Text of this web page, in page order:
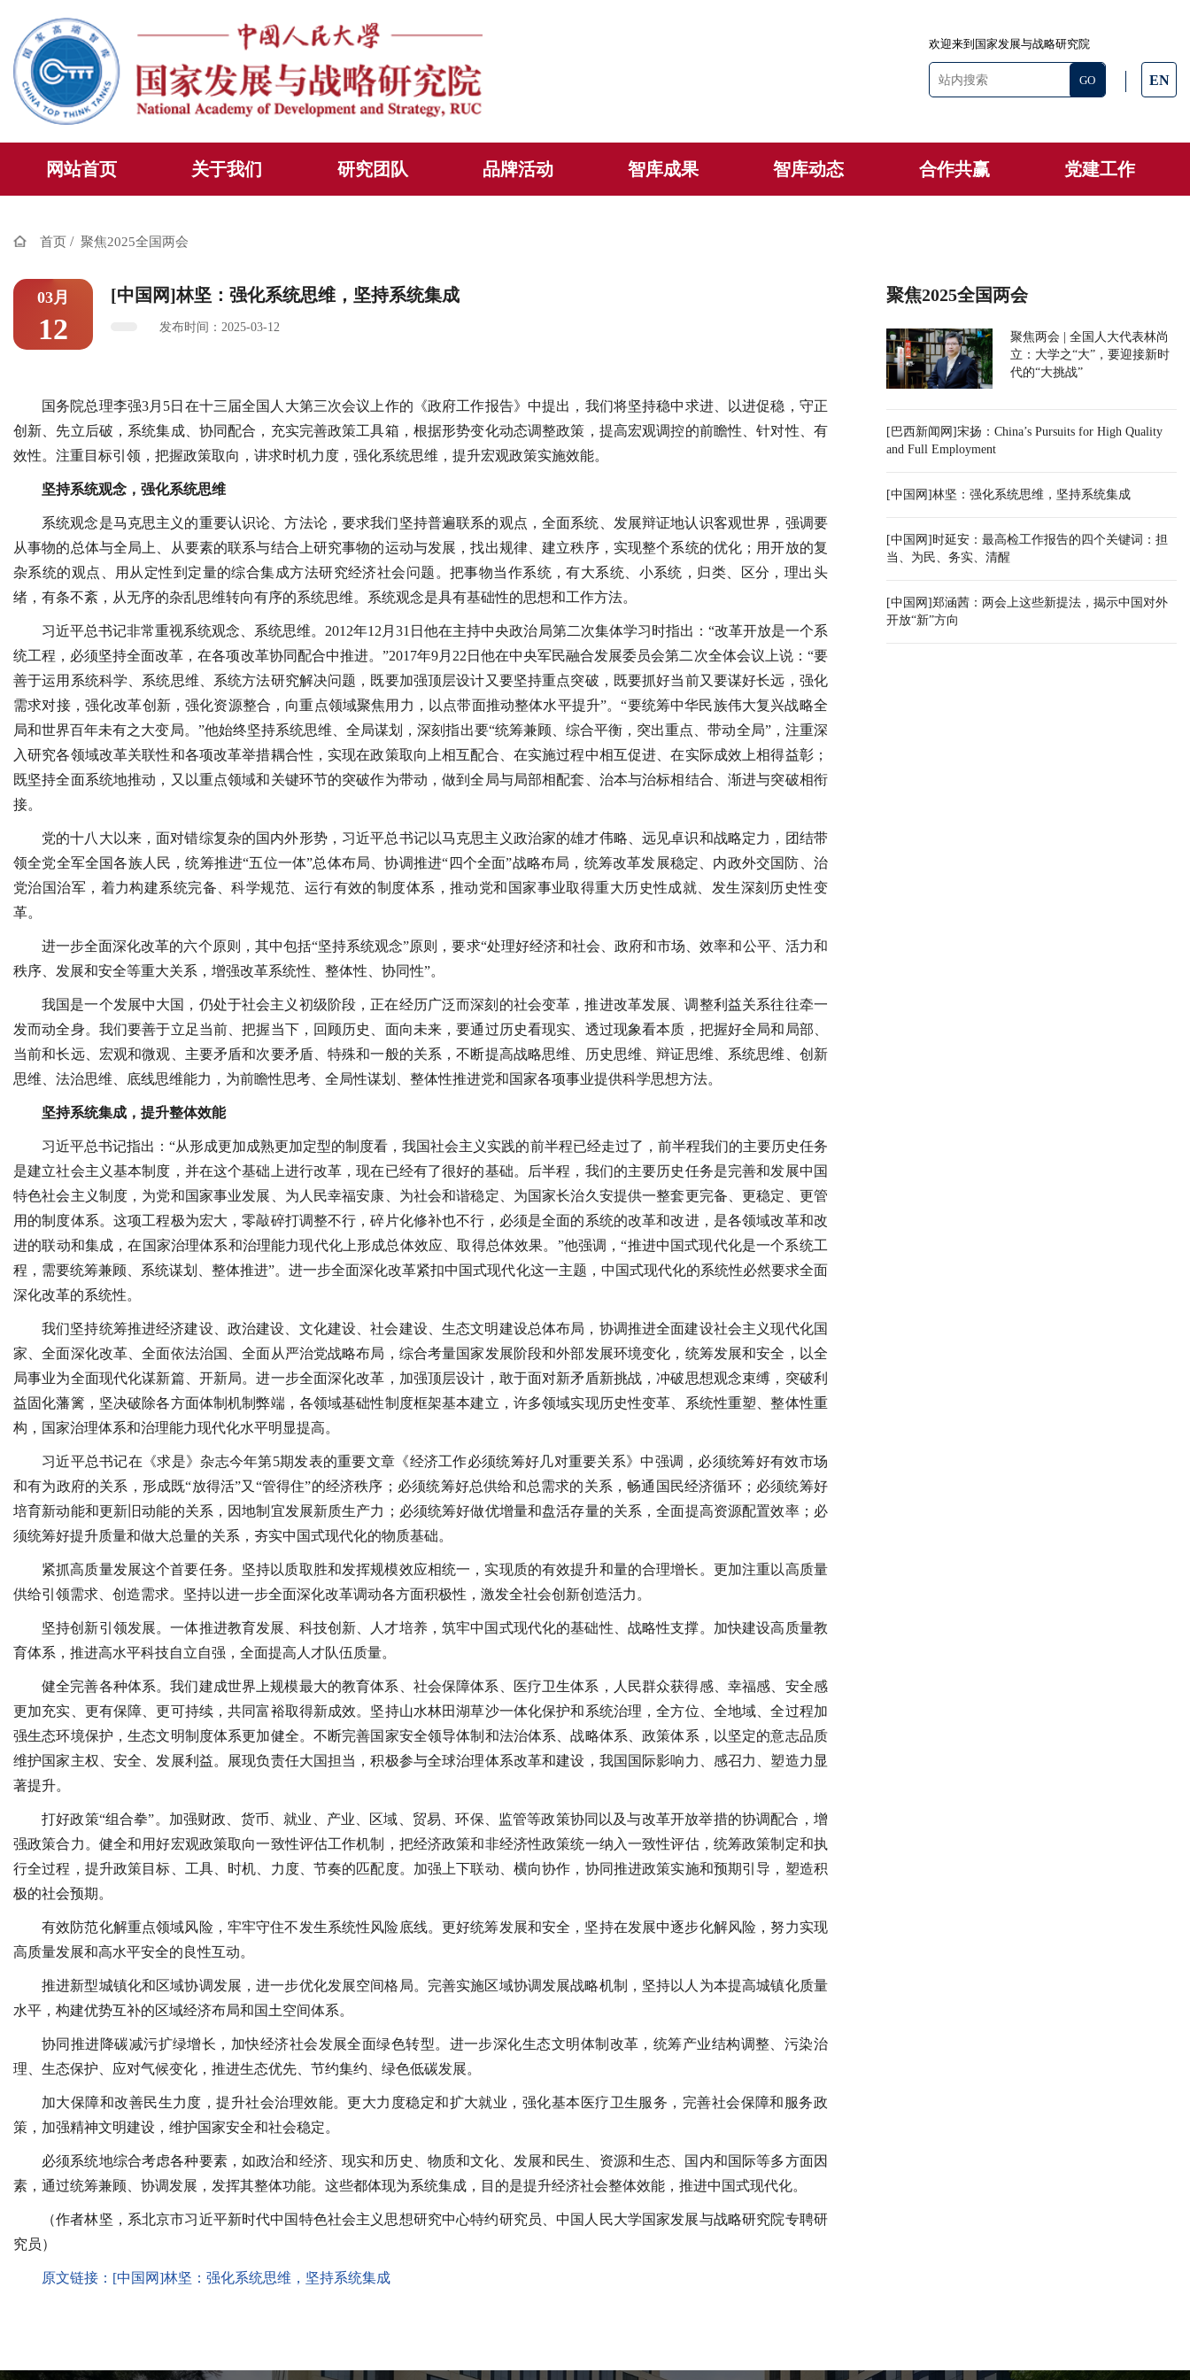
欢迎来到国家发展与战略研究院
EN
网站首页 关于我们 研究团队 品牌活动 智库成果 智库动态 合作共赢 党建工作
首页 / 聚焦2025全国两会
03月
12
[中国网]林坚：强化系统思维，坚持系统集成
发布时间：2025-03-12
国务院总理李强3月5日在十三届全国人大第三次会议上作的《政府工作报告》中提出，我们将坚持稳中求进、以进促稳，守正
创新、先立后破，系统集成、协同配合，充实完善政策工具箱，根据形势变化动态调整政策，提高宏观调控的前瞻性、针对性、有
效性。注重目标引领，把握政策取向，讲求时机力度，强化系统思维，提升宏观政策实施效能。
坚持系统观念，强化系统思维
系统观念是马克思主义的重要认识论、方法论，要求我们坚持普遍联系的观点，全面系统、发展辩证地认识客观世界，强调要
从事物的总体与全局上、从要素的联系与结合上研究事物的运动与发展，找出规律、建立秩序，实现整个系统的优化；用开放的复
杂系统的观点、用从定性到定量的综合集成方法研究经济社会问题。把事物当作系统，有大系统、小系统，归类、区分，理出头
绪，有条不紊，从无序的杂乱思维转向有序的系统思维。系统观念是具有基础性的思想和工作方法。
习近平总书记非常重视系统观念、系统思维。2012年12月31日他在主持中央政治局第二次集体学习时指出：“改革开放是一个系
统工程，必须坚持全面改革，在各项改革协同配合中推进。”2017年9月22日他在中央军民融合发展委员会第二次全体会议上说：“要
善于运用系统科学、系统思维、系统方法研究解决问题，既要加强顶层设计又要坚持重点突破，既要抓好当前又要谋好长远，强化
需求对接，强化改革创新，强化资源整合，向重点领域聚焦用力，以点带面推动整体水平提升”。“要统筹中华民族伟大复兴战略全
局和世界百年未有之大变局。”他始终坚持系统思维、全局谋划，深刻指出要“统筹兼顾、综合平衡，突出重点、带动全局”，注重深
入研究各领域改革关联性和各项改革举措耦合性，实现在政策取向上相互配合、在实施过程中相互促进、在实际成效上相得益彰；
既坚持全面系统地推动，又以重点领域和关键环节的突破作为带动，做到全局与局部相配套、治本与治标相结合、渐进与突破相衔
接。
党的十八大以来，面对错综复杂的国内外形势，习近平总书记以马克思主义政治家的雄才伟略、远见卓识和战略定力，团结带
领全党全军全国各族人民，统筹推进“五位一体”总体布局、协调推进“四个全面”战略布局，统筹改革发展稳定、内政外交国防、治
党治国治军，着力构建系统完备、科学规范、运行有效的制度体系，推动党和国家事业取得重大历史性成就、发生深刻历史性变
革。
进一步全面深化改革的六个原则，其中包括“坚持系统观念”原则，要求“处理好经济和社会、政府和市场、效率和公平、活力和
秩序、发展和安全等重大关系，增强改革系统性、整体性、协同性”。
我国是一个发展中大国，仍处于社会主义初级阶段，正在经历广泛而深刻的社会变革，推进改革发展、调整利益关系往往牵一
发而动全身。我们要善于立足当前、把握当下，回顾历史、面向未来，要通过历史看现实、透过现象看本质，把握好全局和局部、
当前和长远、宏观和微观、主要矛盾和次要矛盾、特殊和一般的关系，不断提高战略思维、历史思维、辩证思维、系统思维、创新
思维、法治思维、底线思维能力，为前瞻性思考、全局性谋划、整体性推进党和国家各项事业提供科学思想方法。
坚持系统集成，提升整体效能
习近平总书记指出：“从形成更加成熟更加定型的制度看，我国社会主义实践的前半程已经走过了，前半程我们的主要历史任务
是建立社会主义基本制度，并在这个基础上进行改革，现在已经有了很好的基础。后半程，我们的主要历史任务是完善和发展中国
特色社会主义制度，为党和国家事业发展、为人民幸福安康、为社会和谐稳定、为国家长治久安提供一整套更完备、更稳定、更管
用的制度体系。这项工程极为宏大，零敲碎打调整不行，碎片化修补也不行，必须是全面的系统的改革和改进，是各领域改革和改
进的联动和集成，在国家治理体系和治理能力现代化上形成总体效应、取得总体效果。”他强调，“推进中国式现代化是一个系统工
程，需要统筹兼顾、系统谋划、整体推进”。进一步全面深化改革紧扣中国式现代化这一主题，中国式现代化的系统性必然要求全面
深化改革的系统性。
我们坚持统筹推进经济建设、政治建设、文化建设、社会建设、生态文明建设总体布局，协调推进全面建设社会主义现代化国
家、全面深化改革、全面依法治国、全面从严治党战略布局，综合考量国家发展阶段和外部发展环境变化，统筹发展和安全，以全
局事业为全面现代化谋新篇、开新局。进一步全面深化改革，加强顶层设计，敢于面对新矛盾新挑战，冲破思想观念束缚，突破利
益固化藩篱，坚决破除各方面体制机制弊端，各领域基础性制度框架基本建立，许多领域实现历史性变革、系统性重塑、整体性重
构，国家治理体系和治理能力现代化水平明显提高。
习近平总书记在《求是》杂志今年第5期发表的重要文章《经济工作必须统筹好几对重要关系》中强调，必须统筹好有效市场
和有为政府的关系，形成既“放得活”又“管得住”的经济秩序；必须统筹好总供给和总需求的关系，畅通国民经济循环；必须统筹好
培育新动能和更新旧动能的关系，因地制宜发展新质生产力；必须统筹好做优增量和盘活存量的关系，全面提高资源配置效率；必
须统筹好提升质量和做大总量的关系，夯实中国式现代化的物质基础。
紧抓高质量发展这个首要任务。坚持以质取胜和发挥规模效应相统一，实现质的有效提升和量的合理增长。更加注重以高质量
供给引领需求、创造需求。坚持以进一步全面深化改革调动各方面积极性，激发全社会创新创造活力。
坚持创新引领发展。一体推进教育发展、科技创新、人才培养，筑牢中国式现代化的基础性、战略性支撑。加快建设高质量教
育体系，推进高水平科技自立自强，全面提高人才队伍质量。
健全完善各种体系。我们建成世界上规模最大的教育体系、社会保障体系、医疗卫生体系，人民群众获得感、幸福感、安全感
更加充实、更有保障、更可持续，共同富裕取得新成效。坚持山水林田湖草沙一体化保护和系统治理，全方位、全地域、全过程加
强生态环境保护，生态文明制度体系更加健全。不断完善国家安全领导体制和法治体系、战略体系、政策体系，以坚定的意志品质
维护国家主权、安全、发展利益。展现负责任大国担当，积极参与全球治理体系改革和建设，我国国际影响力、感召力、塑造力显
著提升。
打好政策“组合拳”。加强财政、货币、就业、产业、区域、贸易、环保、监管等政策协同以及与改革开放举措的协调配合，增
强政策合力。健全和用好宏观政策取向一致性评估工作机制，把经济政策和非经济性政策统一纳入一致性评估，统筹政策制定和执
行全过程，提升政策目标、工具、时机、力度、节奏的匹配度。加强上下联动、横向协作，协同推进政策实施和预期引导，塑造积
极的社会预期。
有效防范化解重点领域风险，牢牢守住不发生系统性风险底线。更好统筹发展和安全，坚持在发展中逐步化解风险，努力实现
高质量发展和高水平安全的良性互动。
推进新型城镇化和区域协调发展，进一步优化发展空间格局。完善实施区域协调发展战略机制，坚持以人为本提高城镇化质量
水平，构建优势互补的区域经济布局和国土空间体系。
协同推进降碳减污扩绿增长，加快经济社会发展全面绿色转型。进一步深化生态文明体制改革，统筹产业结构调整、污染治
理、生态保护、应对气候变化，推进生态优先、节约集约、绿色低碳发展。
加大保障和改善民生力度，提升社会治理效能。更大力度稳定和扩大就业，强化基本医疗卫生服务，完善社会保障和服务政
策，加强精神文明建设，维护国家安全和社会稳定。
必须系统地综合考虑各种要素，如政治和经济、现实和历史、物质和文化、发展和民生、资源和生态、国内和国际等多方面因
素，通过统筹兼顾、协调发展，发挥其整体功能。这些都体现为系统集成，目的是提升经济社会整体效能，推进中国式现代化。
（作者林坚，系北京市习近平新时代中国特色社会主义思想研究中心特约研究员、中国人民大学国家发展与战略研究院专聘研
究员）
原文链接： [中国网]林坚： 强化系统思维，坚持系统集成
聚焦2025全国两会
聚焦两会 | 全国人大代表林尚
立：大学之“大”，要迎接新时
代的“大挑战”
[巴西新闻网]宋扬：China’s Pursuits for High Quality
and Full Employment
[中国网]林坚：强化系统思维，坚持系统集成
[中国网]时延安：最高检工作报告的四个关键词：担
当、为民、务实、清醒
[中国网]郑涵茜：两会上这些新提法，揭示中国对外
开放“新”方向